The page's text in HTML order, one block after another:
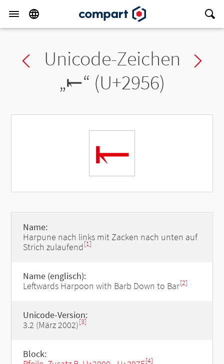
Previous char
Unicode-Zeichen
„⥖“ (U+2956)
⥖
Name:
Harpune nach links mit Zacken nach unten auf
Strich zulaufend[1]
Name (englisch):
Leftwards Harpoon with Barb Down to Bar[2]
Unicode-Version:
3.2 (März 2002)[3]
Block:
[4]